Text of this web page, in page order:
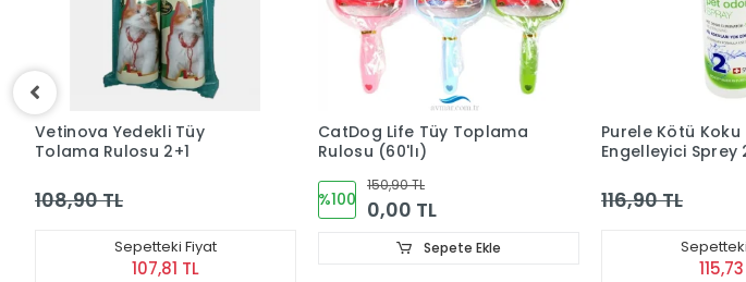
CatDog Life Tüy Toplama
Rulosu (60'lı)
%100 0,00 TL
Sepete Ekle
Purele Kötü Koku
Engelleyici Sprey 250ml
116,90 TL
Sepetteki Fiyat
Pet Right Kedi
Önleyici Sprey
475,90 TL